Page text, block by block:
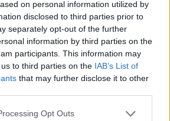
on personal information utilized by
disclosed to third parties prior to
separately opt-out of the further
information by third parties on the
participants. This information may
to third parties on the IAB’s List of
that may further disclose it to other
Opt Outs
istorija: 1964 m. iškart po
žaidynių Japonijoje pradėtas
matuoklis. Jo
reklaminė kampanija ir